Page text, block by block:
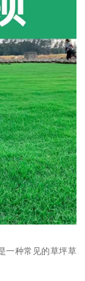
一种常见的草坪草